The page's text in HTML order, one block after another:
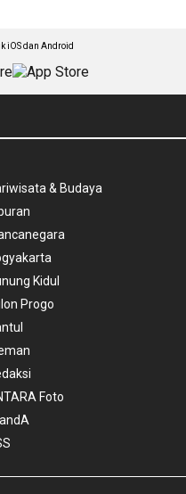
iOS dan Android
& Budaya
Kidul
Progo
Foto